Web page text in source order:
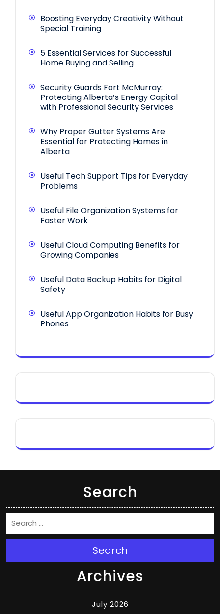
Boosting Everyday Creativity Without
Special Training
5 Essential Services for Successful
Home Buying and Selling
Security Guards Fort McMurray:
Protecting Alberta’s Energy Capital
with Professional Security Services
Why Proper Gutter Systems Are
Essential for Protecting Homes in
Alberta
Useful Tech Support Tips for Everyday
Problems
Useful File Organization Systems for
Faster Work
Useful Cloud Computing Benefits for
Growing Companies
Useful Data Backup Habits for Digital
Safety
Useful App Organization Habits for Busy
Phones
Search
Search
Archives
July 2026